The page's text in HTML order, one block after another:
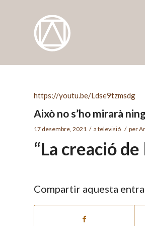
https://youtu.be/Ldse9tzmsdg
Això no s’ho mirarà
17 desembre, 2021 / a televisió / per
“La creació
Compartir aquesta